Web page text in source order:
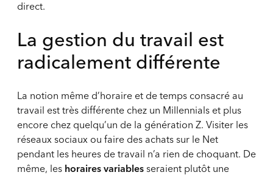
direct.
La gestion du travail est
radicalement différente
La notion même d’horaire et de temps consacré au
travail est très différente chez un Millennials et plus
encore chez quelqu’un de la génération Z. Visiter les
réseaux sociaux ou faire des achats sur le Net
pendant les heures de travail n’a rien de choquant. De
même, les horaires variables seraient plutôt une